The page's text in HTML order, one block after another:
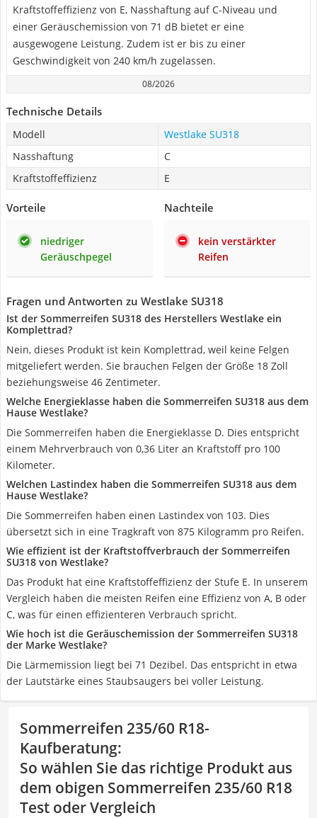
Kraftstoffeffizienz von E, Nasshaftung auf C-Niveau und
einer Geräuschemission von 71 dB bietet er eine
ausgewogene Leistung. Zudem ist er bis zu einer
Geschwindigkeit von 240 km/h zugelassen.
08/2026
Technische Details
Modell
Westlake SU318
Nasshaftung
C
Kraftstoffeffizienz
E
Vorteile
niedriger
Geräuschpegel
Nachteile
kein verstärkter
Reifen
Fragen und Antworten zu Westlake SU318
Ist der Sommerreifen SU318 des Herstellers Westlake ein
Komplettrad?
Nein, dieses Produkt ist kein Komplettrad, weil keine Felgen
mitgeliefert werden. Sie brauchen Felgen der Größe 18 Zoll
beziehungsweise 46 Zentimeter.
Welche Energieklasse haben die Sommerreifen SU318 aus dem
Hause Westlake?
Die Sommerreifen haben die Energieklasse D. Dies entspricht
einem Mehrverbrauch von 0,36 Liter an Kraftstoff pro 100
Kilometer.
Welchen Lastindex haben die Sommerreifen SU318 aus dem
Hause Westlake?
Die Sommerreifen haben einen Lastindex von 103. Dies
übersetzt sich in eine Tragkraft von 875 Kilogramm pro Reifen.
Wie effizient ist der Kraftstoffverbrauch der Sommerreifen
SU318 von Westlake?
Das Produkt hat eine Kraftstoffeffizienz der Stufe E. In unserem
Vergleich haben die meisten Reifen eine Effizienz von A, B oder
C, was für einen effizienteren Verbrauch spricht.
Wie hoch ist die Geräuschemission der Sommerreifen SU318
der Marke Westlake?
Die Lärmemission liegt bei 71 Dezibel. Das entspricht in etwa
der Lautstärke eines Staubsaugers bei voller Leistung.
Sommerreifen 235/60 R18-
Kaufberatung:
So wählen Sie das richtige Produkt aus
dem obigen Sommerreifen 235/60 R18
Test oder Vergleich